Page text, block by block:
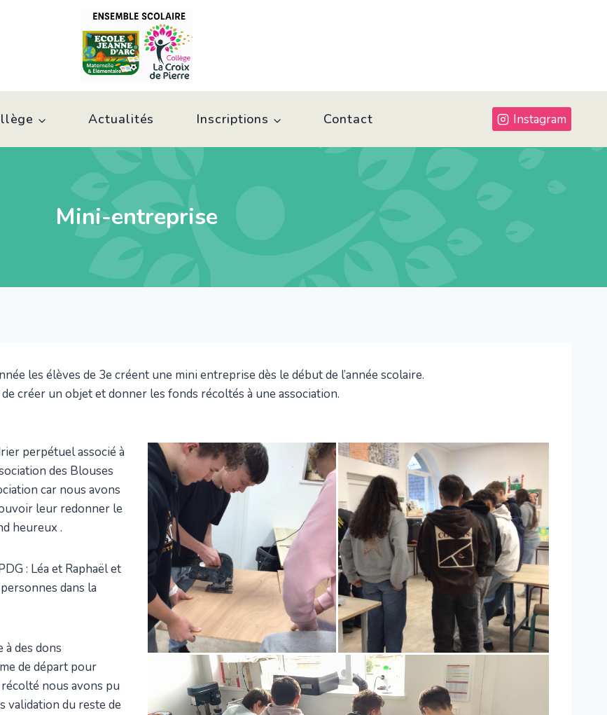
Actualités Inscriptions Contact Instagram
Mini-entreprise
les élèves de 3e créent une mini entreprise dès le début de l’année scolaire.
de créer un objet et donner les fonds récoltés à une association.
perpétuel associé à
des Blouses
car nous avons
leur redonner le
heureux .
: Léa et Raphaël et
dans la
à des dons
de départ pour
nous avons pu
validation du reste de